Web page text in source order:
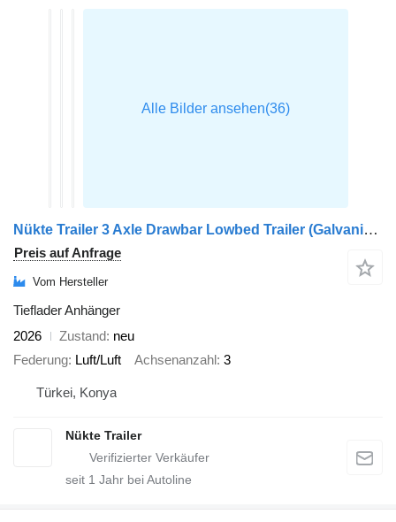
Nükte Trailer 3 Axle Drawbar Lowbed Trailer (Galvanized)
Preis auf Anfrage
Vom Hersteller
Tieflader Anhänger
2026
Zustand neu
Federung Luft/Luft Achsenanzahl 3
Türkei, Konya
Nükte Trailer
seit 1 Jahr bei Autoline